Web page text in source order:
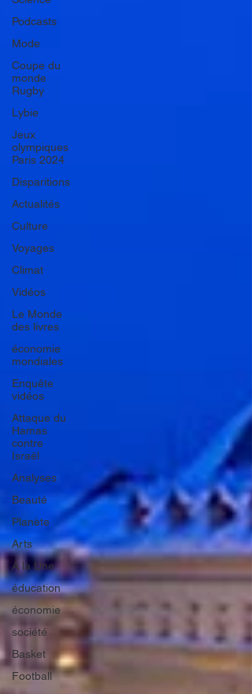
Podcasts
Mode
Coupe du
monde
Rugby
Lybie
Jeux
olympiques
Paris 2024
Disparitions
Actualités
Culture
Voyages
Climat
Vidéos
Le Monde
des livres
économie
mondiales
Enquête
vidéos
Attaque du
Hamas
contre
Israël
Analyses
Beauté
Planète
Arts
A la Une
éducation
économie
société
Basket
Football